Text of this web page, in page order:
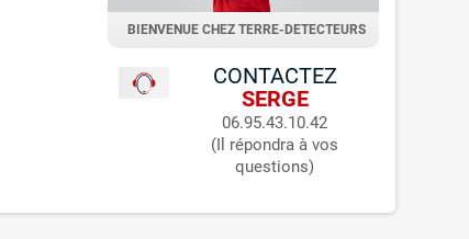
BIENVENUE CHEZ TERRE-DETECTEURS
CONTACTEZ
SERGE
06.95.43.10.42
(Il répondra à vos
questions)